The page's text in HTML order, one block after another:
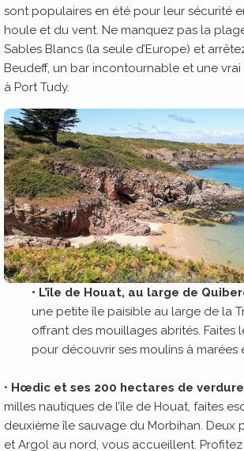
sont populaires en été pour leur sécurité
houle et du vent. Ne manquez pas la
Sables Blancs (la seule d’Europe) et
Beudeff, un bar incontournable et une
à Port Tudy.
• L’île de Houat, au large de
une petite île paisible au large de la
offrant des mouillages abrités. Faites
pour découvrir ses moulins à marées
• Hœdic et ses 200 hectares de
milles nautiques de l’île de Houat, faites
deuxième île sauvage du Morbihan. Deux
et Argol au nord, vous accueillent.